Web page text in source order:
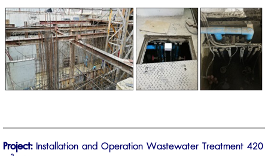
Project:Installation and Operation Wastewater Treatment 420